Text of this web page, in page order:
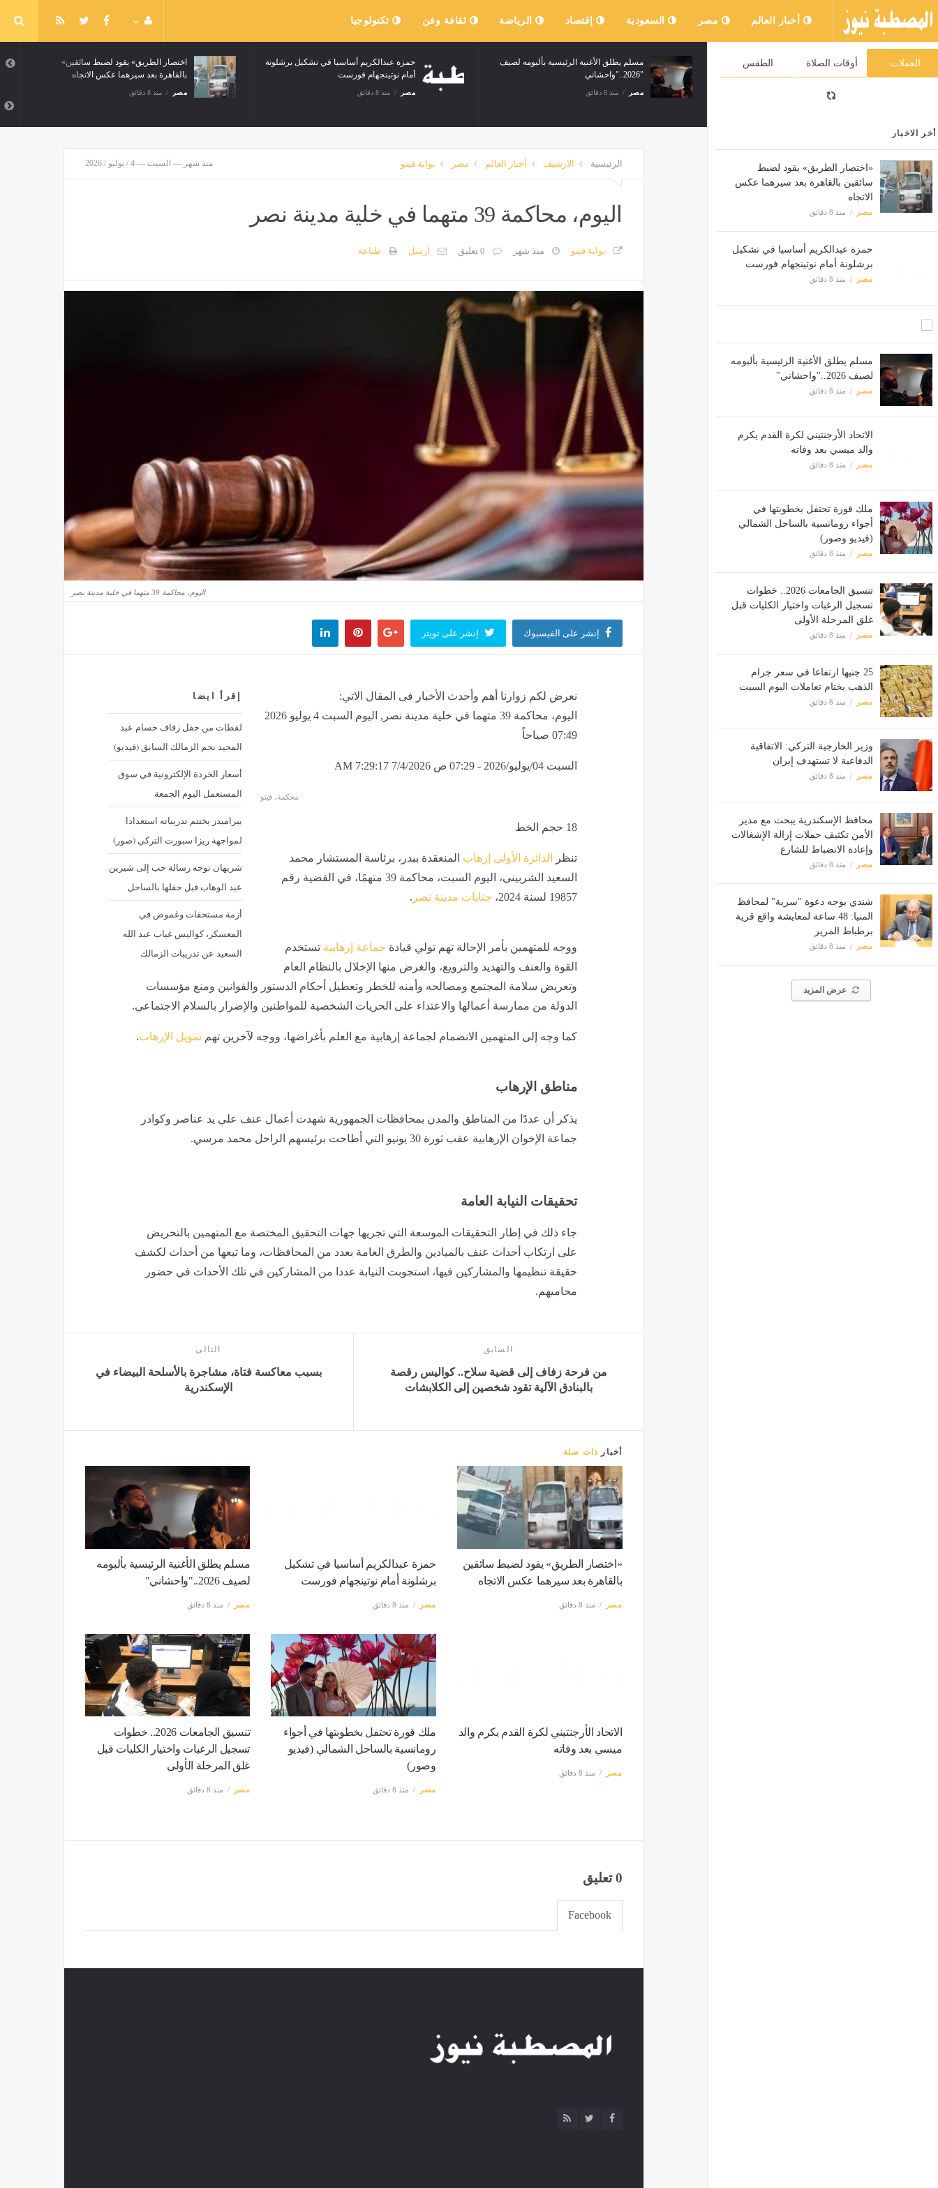
أخبار العالم مصر السعودية إقتصاد الرياضة ثقافة وفن تكنولوجيا
العملات أوقات الصلاة الطقس
أخر الاخبار
«اختصار الطريق» يقود لضبط
سائقين بالقاهرة بعد سيرهما عكس
الاتجاه
مصر منذ 8 دقائق
حمزة عبدالكريم أساسيا في تشكيل
برشلونة أمام نوتينجهام فورست
مصر منذ 8 دقائق
مسلم يطلق الأغنية الرئيسية بألبومه
لصيف 2026.."واحشاني"
مصر منذ 8 دقائق
الاتحاد الأرجنتيني لكرة القدم يكرم
والد ميسي بعد وفاته
مصر منذ 8 دقائق
ملك قورة تحتفل بخطوبتها في
أجواء رومانسية بالساحل الشمالي
(فيديو وصور)
مصر منذ 8 دقائق
تنسيق الجامعات 2026.. خطوات
تسجيل الرغبات واختيار الكليات قبل
غلق المرحلة الأولى
مصر منذ 8 دقائق
25 جنيها ارتفاعا في سعر جرام
الذهب بختام تعاملات اليوم السبت
مصر منذ 8 دقائق
وزير الخارجية التركي: الاتفاقية
الدفاعية لا تستهدف إيران
مصر منذ 8 دقائق
محافظ الإسكندرية يبحث مع مدير
الأمن تكثيف حملات إزالة الإشغالات
وإعادة الانضباط للشارع
مصر منذ 8 دقائق
شندي يوجه دعوة "سرية" لمحافظ
المنيا: 48 ساعة لمعايشة واقع قرية
برطباط المرير
مصر منذ 8 دقائق
عرض المزيد
«اختصار الطريق» يقود لضبط سائقين
بالقاهرة بعد سيرهما عكس الاتجاه
مصر منذ 8 دقائق
حمزة عبدالكريم أساسيا في تشكيل برشلونة
أمام نوتينجهام فورست
مصر منذ 8 دقائق
مسلم يطلق الأغنية الرئيسية بألبومه لصيف
2026.."واحشاني"
مصر منذ 8 دقائق
الاتحاد الأرجنتيني لكرة القدم يكرم والد
ميسي بعد وفاته
منذ 8 دقائق
الرئيسية الارشيف أخبار العالم مصر بوابة فيتو منذ شهر — السبت — 4 / يوليو / 2026
اليوم، محاكمة 39 متهما في خلية مدينة نصر
بوابة فيتو منذ شهر 0 تعليق ارسل طباعة
اليوم، محاكمة 39 متهما في خلية مدينة نصر
إنشر على الفيسبوك إنشر على تويتر
إقرأ ايضا
لقطات من حفل زفاف حسام عبد
المجيد نجم الزمالك السابق (فيديو)
أسعار الخردة الإلكترونية في سوق
المستعمل اليوم الجمعة
بيراميدز يختتم تدريباته استعدادا
لمواجهة ريزا سبورت التركي (صور)
شريهان توجه رسالة حب إلى شيرين
عبد الوهاب قبل حفلها بالساحل
أزمة مستحقات وغموض في
المعسكر، كواليس غياب عبد الله
السعيد عن تدريبات الزمالك
نعرض لكم زوارنا أهم وأحدث الأخبار فى المقال الاتي:
اليوم، محاكمة 39 متهما في خلية مدينة نصر, اليوم السبت 4 يوليو 2026
07:49 صباحاً
السبت 04/يوليو/2026 - 07:29 ص 7/4/2026 7:29:17 AM
محكمة، فيتو
18 حجم الخط
تنظر الدائرة الأولى إرهاب المنعقدة ببدر، برئاسة المستشار محمد
السعيد الشربينى، اليوم السبت، محاكمة 39 متهمًا، في القضية رقم
19857 لسنة 2024،
جنايات مدينة نصر .
ووجه للمتهمين بأمر الإحالة تهم تولي قيادة جماعة إرهابية تستخدم
القوة والعنف والتهديد والترويع، والغرض منها الإخلال بالنظام العام
وتعريض سلامة المجتمع ومصالحه وأمنه للخطر وتعطيل أحكام الدستور والقوانين ومنع مؤسسات
الدولة من ممارسة أعمالها والاعتداء على الحريات الشخصية للمواطنين والإضرار بالسلام الاجتماعي.
كما وجه إلى المتهمين الانضمام لجماعة إرهابية مع العلم بأغراضها، ووجه لآخرين تهمتمويل الإرهاب.
مناطق الإرهاب
يذكر أن عددًا من المناطق والمدن بمحافظات الجمهورية شهدت أعمال عنف علي يد عناصر وكوادر
جماعة الإخوان الإرهابية عقب ثورة 30 يونيو التي أطاحت برئيسهم الراحل محمد مرسي.
تحقيقات النيابة العامة
جاء ذلك في إطار التحقيقات الموسعة التي تجريها جهات التحقيق المختصة مع المتهمين بالتحريض
على ارتكاب أحداث عنف بالميادين والطرق العامة بعدد من المحافظات، وما تبعها من أحداث لكشف
حقيقة تنظيمها والمشاركين فيها، استجوبت النيابة عددا من المشاركين في تلك الأحداث في حضور
محاميهم.
السابق
من فرحة زفاف إلى قضية سلاح.. كواليس رقصة
بالبنادق الآلية تقود شخصين إلى الكلابشات
التالى
بسبب معاكسة فتاة، مشاجرة بالأسلحة البيضاء في
الإسكندرية
أخبار ذات صلة
«اختصار الطريق» يقود لضبط سائقين
بالقاهرة بعد سيرهما عكس الاتجاه
مصر منذ 8 دقائق
حمزة عبدالكريم أساسيا في تشكيل
برشلونة أمام نوتينجهام فورست
مصر منذ 8 دقائق
مسلم يطلق الأغنية الرئيسية بألبومه
لصيف 2026.."واحشاني"
مصر منذ 8 دقائق
الاتحاد الأرجنتيني لكرة القدم يكرم والد
ميسي بعد وفاته
مصر منذ 8 دقائق
ملك قورة تحتفل بخطوبتها في أجواء
رومانسية بالساحل الشمالي (فيديو
وصور)
مصر منذ 8 دقائق
تنسيق الجامعات 2026.. خطوات
تسجيل الرغبات واختيار الكليات قبل
غلق المرحلة الأولى
مصر منذ 8 دقائق
0 تعليق
Facebook